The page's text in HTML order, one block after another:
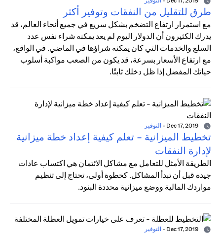
طرق للتقليل من النفقات وتوفير أكثر
مع استمرار ارتفاع التضخم بشكل سريع في جميع أنحاء العالم، قد
يدرك الكثيرون أن الدولار اليوم لم يعد يمكنه شراء نفس عدد
السلع والخدمات التي كان يمكنه شراؤها في الماضي. في الواقع،
مع ارتفاع الأسعار بسرعة، قد يكون من الصعب مواكبة أسلوب
حياتك المفضل إذا ظل دخلك ثابتًا.
- التوفير
تخطيط الميزانية - تعلم كيفية إعداد خطة ميزانية
لإدارة النفقات
الطريقة الأمثل للتعامل مع مشاكل الائتمان هي اكتساب عادات
جيدة قبل أن تبدأ المشاكل. كخطوة أولى، تحتاج إلى تنظيم
مواردك المالية ووضع ميزانية محددة البنود.
- التوفير